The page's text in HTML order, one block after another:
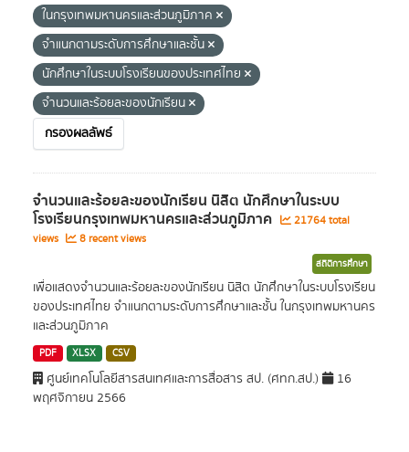
ในกรุงเทพมหานครและส่วนภูมิภาค
จำแนกตามระดับการศึกษาและชั้น
นักศึกษาในระบบโรงเรียนของประเทศไทย
จำนวนและร้อยละของนักเรียน
กรองผลลัพธ์
จำนวนและร้อยละของนักเรียน นิสิต นักศึกษาในระบบ
โรงเรียนกรุงเทพมหานครและส่วนภูมิภาค
21764 total
views
8 recent views
สถิติการศึกษา
เพื่อแสดงจำนวนและร้อยละของนักเรียน นิสิต นักศึกษาในระบบโรงเรียน
ของประเทศไทย จำแนกตามระดับการศึกษาและชั้น ในกรุงเทพมหานคร
และส่วนภูมิภาค
PDF XLSX CSV
ศูนย์เทคโนโลยีสารสนเทศและการสื่อสาร สป. (ศทก.สป.)
16
พฤศจิกายน 2566